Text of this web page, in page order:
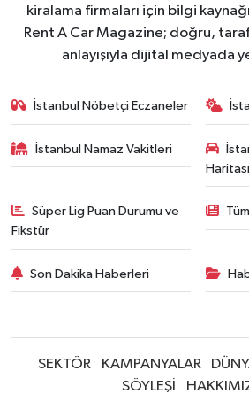
kiralama firmaları için bilgi
Rent A Car Magazine; doğru,
anlayışıyla dijital medyada
İstanbul Nöbetçi Eczaneler
İstanbul Namaz Vakitleri
Haritası
Süper Lig Puan Durumu ve
Fikstür
Son Dakika Haberleri
SEKTÖR KAMPANYALAR
SÖYLEŞİ